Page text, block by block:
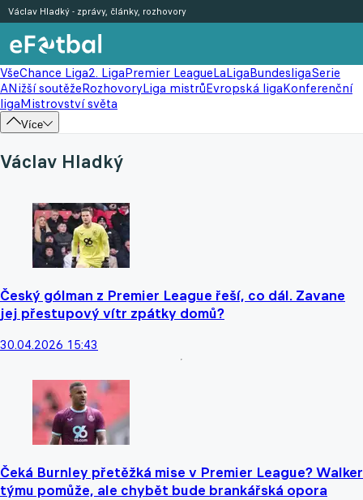
VšeChance Liga2. LigaPremier LeagueLaLigaBundesligaSerie
ANižší soutěžeRozhovoryLiga mistrůEvropská ligaKonferenční
ligaMistrovství světa
Více
Václav Hladký - zprávy, články, rozhovory
Václav Hladký
Český gólman z Premier League řeší, co dál. Zavane
jej přestupový vítr zpátky domů?
30.04.2026 15:43
Čeká Burnley přetěžká mise v Premier League? Walker
týmu pomůže, ale chybět bude brankářská opora